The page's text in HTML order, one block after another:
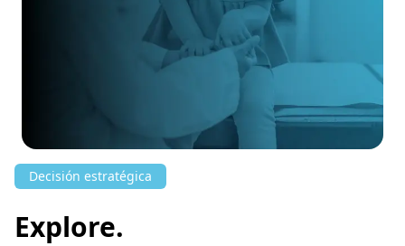
Decisión estratégica
Explore.